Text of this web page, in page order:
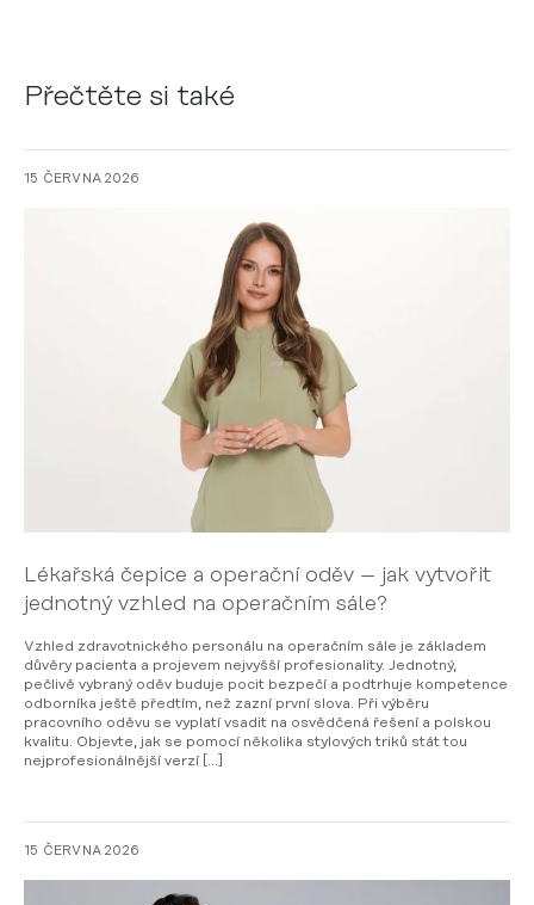
Přečtěte si také
15 ČERVNA 2026
Lékařská čepice a operační oděv – jak vytvořit
jednotný vzhled na operačním sále?
Vzhled zdravotnického personálu na operačním sále je základem
důvěry pacienta a projevem nejvyšší profesionality. Jednotný,
pečlivě vybraný oděv buduje pocit bezpečí a podtrhuje kompetence
odborníka ještě předtím, než zazní první slova. Při výběru
pracovního oděvu se vyplatí vsadit na osvědčená řešení a polskou
kvalitu. Objevte, jak se pomocí několika stylových triků stát tou
nejprofesionálnější verzí […]
15 ČERVNA 2026